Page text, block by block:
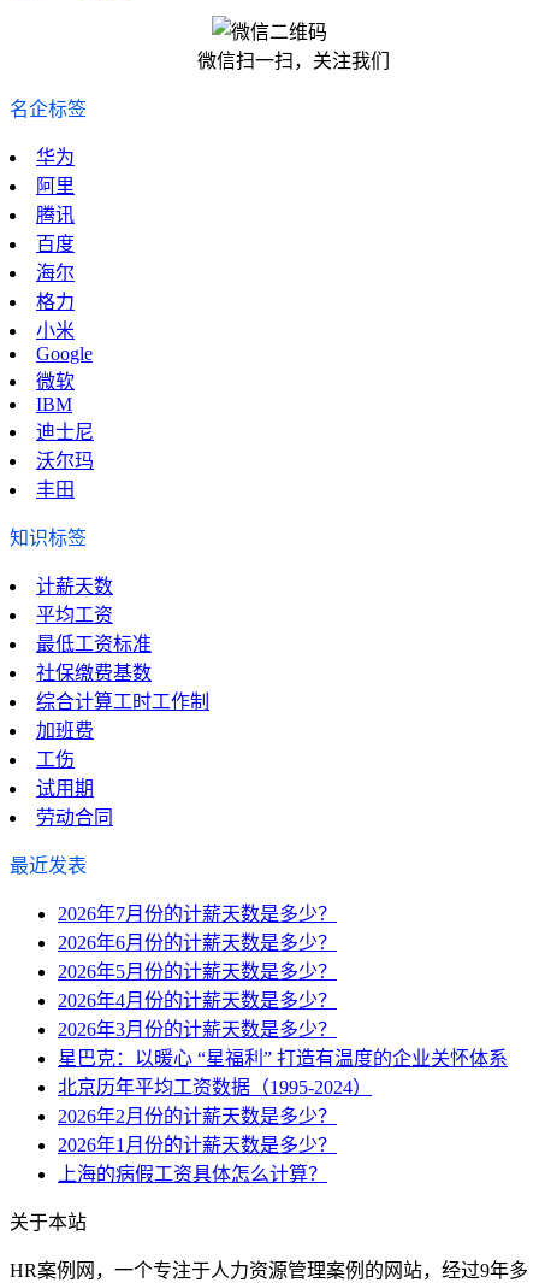
微信扫一扫，关注我们
名企标签
华为
阿里
腾讯
百度
海尔
格力
小米
Google
微软
IBM
迪士尼
沃尔玛
丰田
知识标签
计薪天数
平均工资
最低工资标准
社保缴费基数
综合计算工时工作制
加班费
工伤
试用期
劳动合同
最近发表
2026年7月份的计薪天数是多少？
2026年6月份的计薪天数是多少？
2026年5月份的计薪天数是多少？
2026年4月份的计薪天数是多少？
2026年3月份的计薪天数是多少？
星巴克：以暖心 “星福利” 打造有温度的企业关怀体系
北京历年平均工资数据（1995-2024）
2026年2月份的计薪天数是多少？
2026年1月份的计薪天数是多少？
上海的病假工资具体怎么计算？
关于本站
HR案例网，一个专注于人力资源管理案例的网站，经过9年多